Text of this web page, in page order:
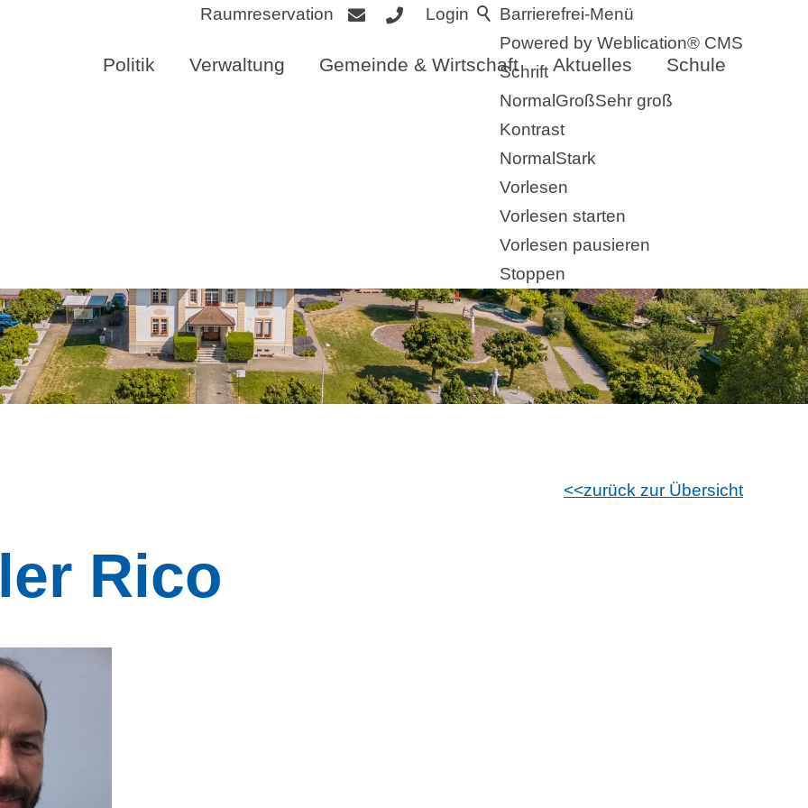
Barrierefrei-Menü
Powered by Weblication® CMS
Schrift
Normal GroßSehr groß
Kontrast
Normal Stark
Vorlesen
Vorlesen starten
Vorlesen pausieren
Stoppen
Login
Raumreservation
Politik Verwaltung Gemeinde & Wirtschaft Aktuelles Schule
zurück zur Übersicht
Rico